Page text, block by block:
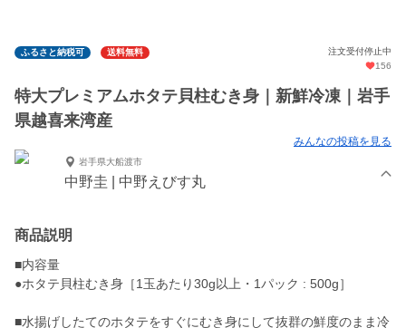
ふるさと納税可 送料無料
注文受付停止中
156
特大プレミアムホタテ貝柱むき身｜新鮮冷凍｜岩手
県越喜来湾産
みんなの投稿を見る
岩手県大船渡市
中野圭 | 中野えびす丸
商品説明
■内容量
●ホタテ貝柱むき身［1玉あたり30g以上・1パック : 500g］
■水揚げしたてのホタテをすぐにむき身にして抜群の鮮度のまま冷